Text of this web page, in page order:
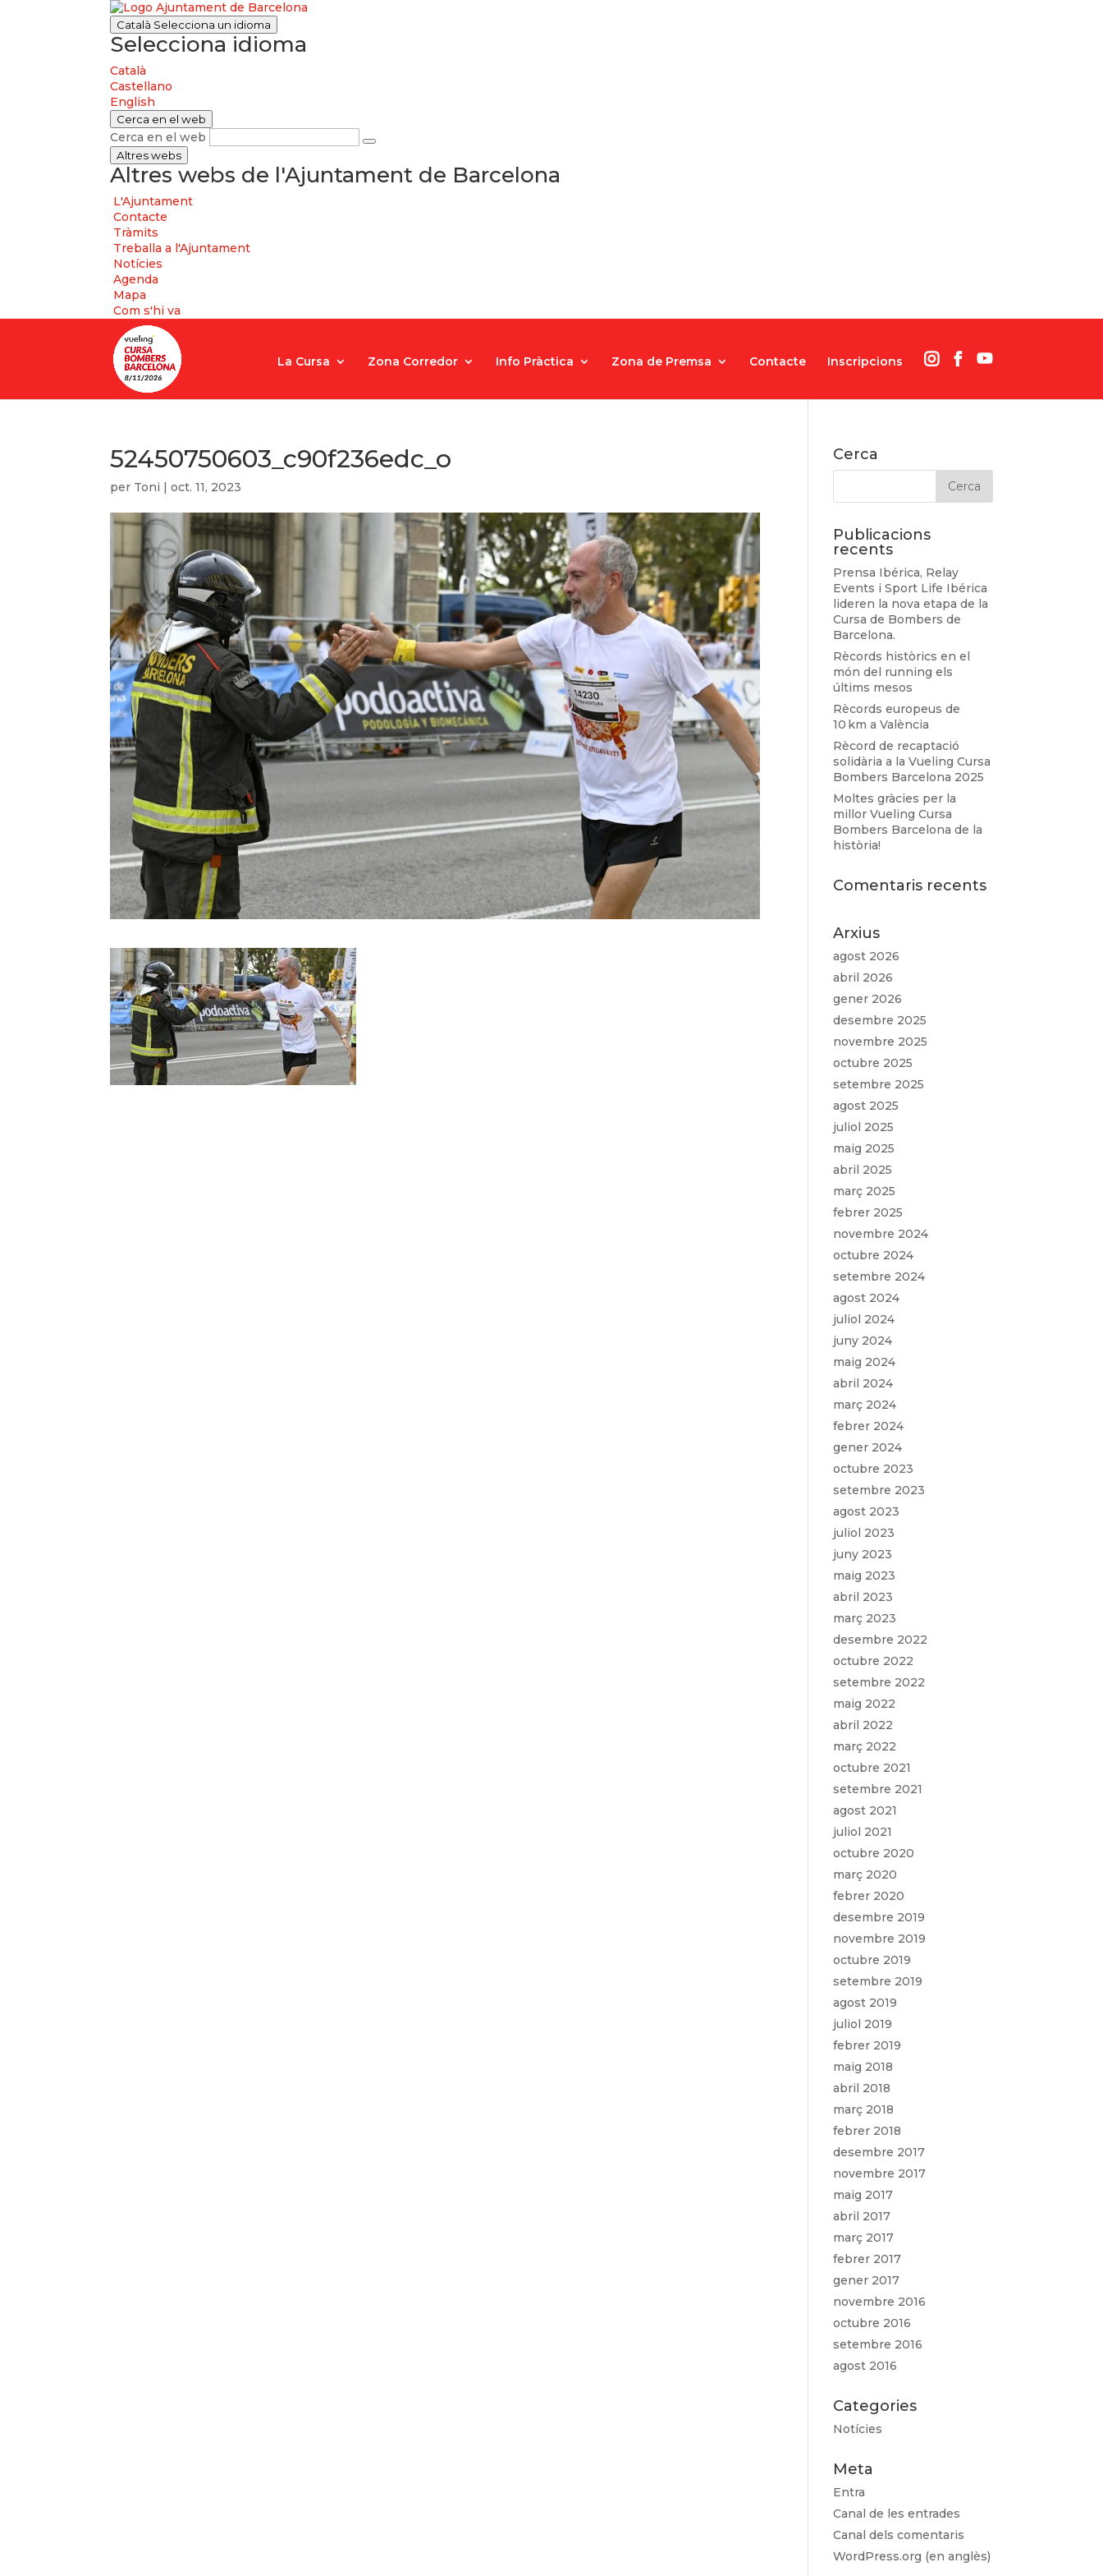
Català Selecciona un idioma
Selecciona idioma
Català
Castellano
English
Cerca en el web
Cerca en el web
Altres webs
Altres webs de l'Ajuntament de Barcelona
L'Ajuntament
Contacte
Tràmits
Treballa a l'Ajuntament
Notícies
Agenda
Mapa
Com s'hi va
La Cursa Zona Corredor Info Pràctica Zona de Premsa Contacte Inscripcions
52450750603_c90f236edc_o
per Toni |oct. 11, 2023
Cerca
Publicacions
recents
Prensa Ibérica, Relay
Events i Sport Life Ibérica
lideren la nova etapa de la
Cursa de Bombers de
Barcelona.
Rècords històrics en el
món del running els
últims mesos
Rècords europeus de
10 km a València
Rècord de recaptació
solidària a la Vueling Cursa
Bombers Barcelona 2025
Moltes gràcies per la
millor Vueling Cursa
Bombers Barcelona de la
història!
Comentaris recents
Arxius
agost 2026
abril 2026
gener 2026
desembre 2025
novembre 2025
octubre 2025
setembre 2025
agost 2025
juliol 2025
maig 2025
abril 2025
març 2025
febrer 2025
novembre 2024
octubre 2024
setembre 2024
agost 2024
juliol 2024
juny 2024
maig 2024
abril 2024
març 2024
febrer 2024
gener 2024
octubre 2023
setembre 2023
agost 2023
juliol 2023
juny 2023
maig 2023
abril 2023
març 2023
desembre 2022
octubre 2022
setembre 2022
maig 2022
abril 2022
març 2022
octubre 2021
setembre 2021
agost 2021
juliol 2021
octubre 2020
març 2020
febrer 2020
desembre 2019
novembre 2019
octubre 2019
setembre 2019
agost 2019
juliol 2019
febrer 2019
maig 2018
abril 2018
març 2018
febrer 2018
desembre 2017
novembre 2017
maig 2017
abril 2017
març 2017
febrer 2017
gener 2017
novembre 2016
octubre 2016
setembre 2016
agost 2016
Categories
Notícies
Meta
Entra
Canal de les entrades
Canal dels comentaris
WordPress.org (en anglès)